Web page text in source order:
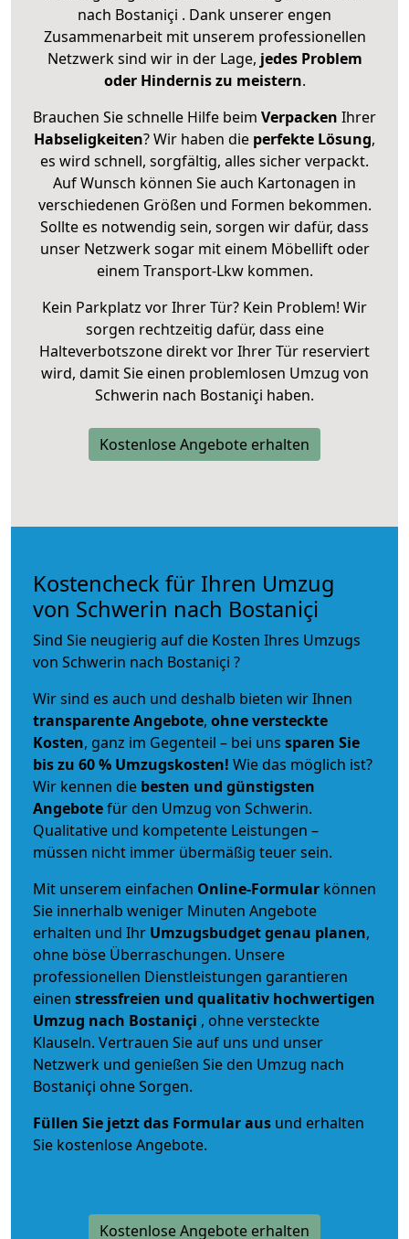
nach Bostaniçi . Dank unserer engen
Zusammenarbeit mit unserem professionellen
Netzwerk sind wir in der Lage, jedes Problem
oder Hindernis zu meistern.
Brauchen Sie schnelle Hilfe beim Verpacken Ihrer
Habseligkeiten? Wir haben die perfekte Lösung,
es wird schnell, sorgfältig, alles sicher verpackt.
Auf Wunsch können Sie auch Kartonagen in
verschiedenen Größen und Formen bekommen.
Sollte es notwendig sein, sorgen wir dafür, dass
unser Netzwerk sogar mit einem Möbellift oder
einem Transport-Lkw kommen.
Kein Parkplatz vor Ihrer Tür? Kein Problem! Wir
sorgen rechtzeitig dafür, dass eine
Halteverbotszone direkt vor Ihrer Tür reserviert
wird, damit Sie einen problemlosen Umzug von
Schwerin nach Bostaniçi haben.
Kostenlose Angebote erhalten
Kostencheck für Ihren Umzug
von Schwerin nach Bostaniçi
Sind Sie neugierig auf die Kosten Ihres Umzugs
von Schwerin nach Bostaniçi ?
Wir sind es auch und deshalb bieten wir Ihnen
transparente Angebote, ohne versteckte
Kosten, ganz im Gegenteil – bei uns sparen Sie
bis zu 60 % Umzugskosten! Wie das möglich ist?
Wir kennen die besten und günstigsten
Angebotefür den Umzug von Schwerin.
Qualitative und kompetente Leistungen –
müssen nicht immer übermäßig teuer sein.
Mit unserem einfachen Online-Formular können
Sie innerhalb weniger Minuten Angebote
erhalten und Ihr Umzugsbudgetgenau planen,
ohne böse Überraschungen. Unsere
professionellen Dienstleistungen garantieren
einen stressfreien und qualitativ hochwertigen
Umzug nach Bostaniçi , ohne versteckte
Klauseln. Vertrauen Sie auf uns und unser
Netzwerk und genießen Sie den Umzug nach
Bostaniçi ohne Sorgen.
Füllen Sie jetzt das Formular aus und erhalten
Sie kostenlose Angebote.
Kostenlose Angebote erhalten